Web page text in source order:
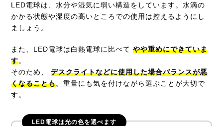
LED電球は、水分や湿気に弱い構造をしています。水滴の
かかる状態や湿度の高いところでの使用は控えるようにし
ましょう。
また、LED電球は白熱電球に比べてやや重めにできていま
す。
そのため、デスクライトなどに使用した場合バランスが悪
くなることも。重量にも気を付けながら選ぶことが大切で
す。
LED電球は光の色を選べます